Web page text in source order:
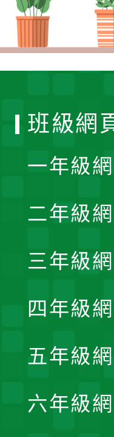
班級網
一年級
二年級
三年級
四年級
五年級
六年級